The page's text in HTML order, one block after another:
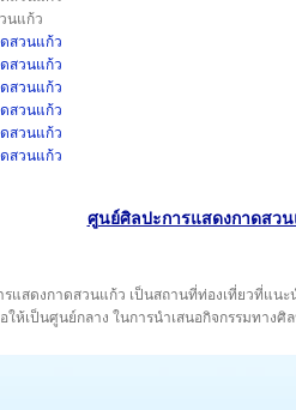
นแก้ว
ศูนย์ศิลปะการแสดงกาดสวน
แสดงกาดสวนแก้ว เป็นสถานที่ท่องเที่ยวที่แน
ให้เป็นศูนย์กลาง ในการนำเสนอกิจกรรมทาง